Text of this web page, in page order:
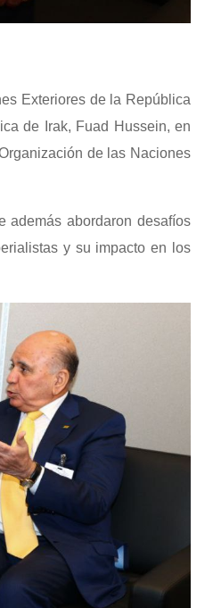
Exteriores de la República
de Irak, Fuad Hussein, en
de las Naciones
además abordaron desafíos
y su impacto en los